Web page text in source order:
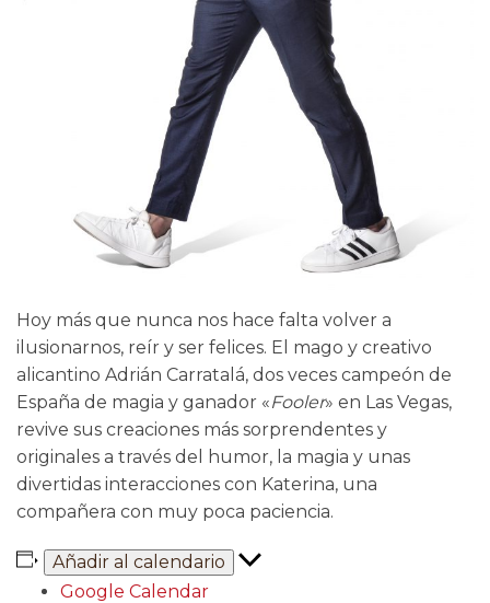
Hoy más que nunca nos hace falta volver a
ilusionarnos, reír y ser felices. El mago y creativo
alicantino Adrián Carratalá, dos veces campeón de
España de magia y ganador «Fooler» en Las Vegas,
revive sus creaciones más sorprendentes y
originales a través del humor, la magia y unas
divertidas interacciones con Katerina, una
compañera con muy poca paciencia.
Añadir al calendario
Google Calendar